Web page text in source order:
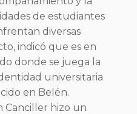
de estudiantes
diversas
indicó que es en
donde se juega la
universitaria
en Belén.
Canciller hizo un